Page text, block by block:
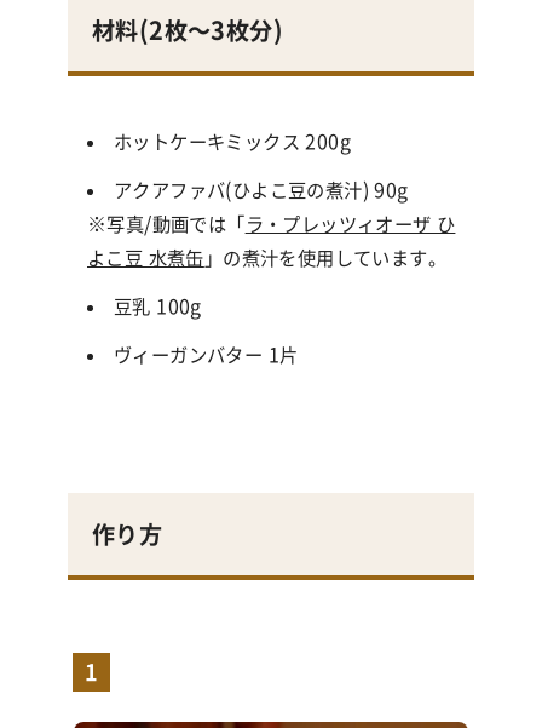
材料(2枚〜3枚分)
ホットケーキミックス 200g
アクアファバ(ひよこ豆の煮汁) 90g
※写真/動画では「 ラ・プレッツィオーザ ひ
よこ豆 水煮缶 」の煮汁を使用しています。
豆乳 100g
ヴィーガンバター 1片
作り方
1